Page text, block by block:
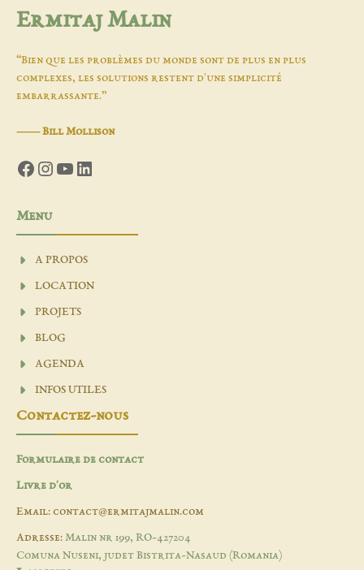
Ermitaj Malin
“Bien que les problèmes du monde sont de plus en plus
complexes, les solutions restent d'une simplicité
embarrassante.”
―Bill Mollison
Facebook
Instagram
YouTube
LinkedIn
Menu
A PROPOS
LOCATION
PROJETS
BLOG
AGENDA
INFOS UTILES
Contactez-nous
Formulaire de contact
Livre d'or
Email: contact@ermitajmalin.com
Adresse: Malin nr 199, RO-427204
Comuna Nuseni, judet Bistrita-Nasaud (Romania)